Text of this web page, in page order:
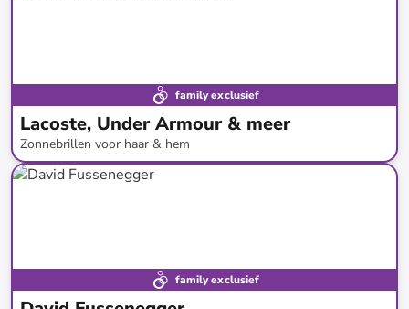
family exclusief
Lacoste, Under Armour & meer
Zonnebrillen voor haar & hem
tot-79%*
family exclusief